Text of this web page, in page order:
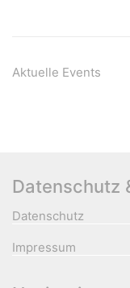
Aktuelle Events
Datenschutz
Datenschutz
Impressum